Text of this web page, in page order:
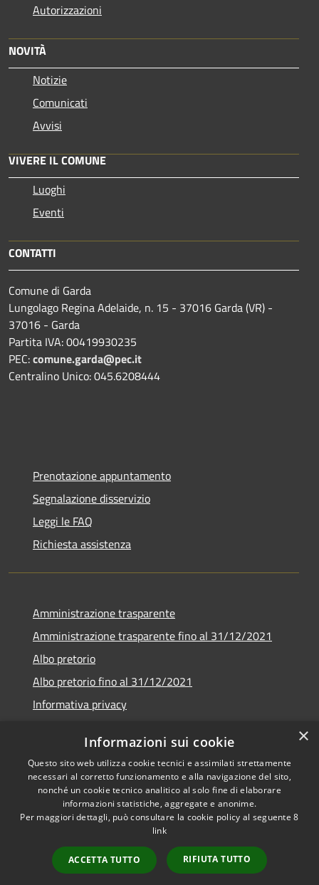
Autorizzazioni
NOVITÀ
Notizie
Comunicati
Avvisi
VIVERE IL COMUNE
Luoghi
Eventi
CONTATTI
Comune di Garda
Lungolago Regina Adelaide, n. 15 - 37016 Garda (VR) -
37016 - Garda
Partita IVA: 00419930235
PEC:comune.garda@pec.it
Centralino Unico: 045.6208444
Prenotazione appuntamento
Segnalazione disservizio
Leggi le FAQ
Richiesta assistenza
Amministrazione trasparente
Amministrazione trasparente fino al 31/12/2021
Albo pretorio
Albo pretorio fino al 31/12/2021
Informativa privacy
Dichiarazione di accessibilità
RSS
Copyright © 2026 • Comune di
Municipium•
Accesso
redazione
×
Informazioni sui cookie
Questo sito web utilizza cookie tecnici e assimilati strettamente
necessari al corretto funzionamento e alla navigazione del sito,
nonché un cookie tecnico analitico al solo fine di elaborare
informazioni statistiche, aggregate e anonime.
Per maggiori dettagli, può consultare la cookie policy al seguente8
link
ACCETTA TUTTO RIFIUTA TUTTO